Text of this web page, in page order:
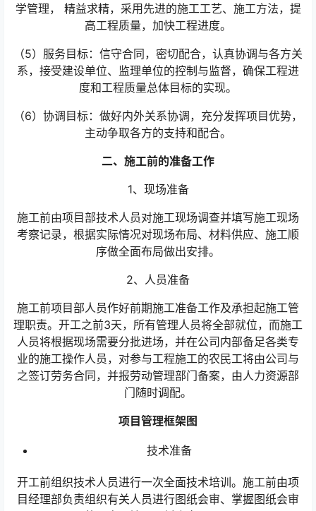
学管理， 精益求精，采用先进的施工工艺、施工方法，提
高工程质量，加快工程进度。
（5）服务目标：信守合同，密切配合，认真协调与各方关
系，接受建设单位、监理单位的控制与监督，确保工程进
度和工程质量总体目标的实现。
（6）协调目标：做好内外关系协调，充分发挥项目优势，
主动争取各方的支持和配合。
二、施工前的准备工作
1、现场准备
施工前由项目部技术人员对施工现场调查并填写施工现场
考察记录，根据实际情况对现场布局、材料供应、施工顺
序做全面布局做出安排。
2、人员准备
施工前项目部人员作好前期施工准备工作及承担起施工管
理职责。开工之前3天，所有管理人员将全部就位，而施工
人员将根据现场需要分批进场，并在公司内部备足各类专
业的施工操作人员，对参与工程施工的农民工将由公司与
之签订劳务合同，并报劳动管理部门备案，由人力资源部
门随时调配。
项目管理框架图
技术准备
开工前组织技术人员进行一次全面技术培训。施工前由项
目经理部负责组织有关人员进行图纸会审、掌握图纸会审